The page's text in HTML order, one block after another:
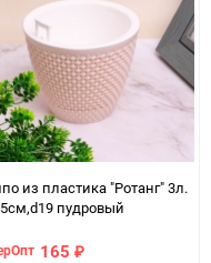
из пластика "Ротанг" 3л.
h16.5см,d19 пудровый
165 ₽